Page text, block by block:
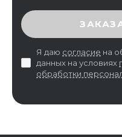
ВВЕДИТЕ
Я даю согласие на
данных на условиях
обработки